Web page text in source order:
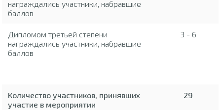
награждались участники, набравшие
баллов
Дипломом третьей степени
награждались участники, набравшие
баллов
3 - 6
Количество участников, принявших
участие в мероприятии
29